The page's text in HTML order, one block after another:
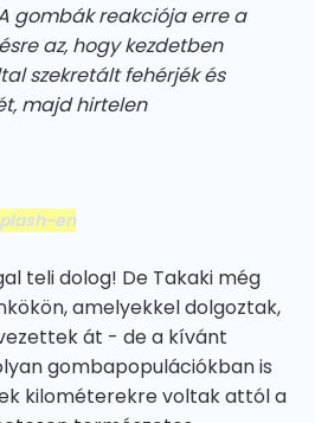
gombák reakciója erre a
az, hogy kezdetben
szekretált fehérjék és
majd hirtelen
en
teli dolog! De Takaki még
amelyekkel dolgoztak,
át - de a kívánt
gombapopulációkban is
kilométerekre voltak attól a